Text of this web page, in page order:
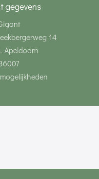
gegevens
14
Apeldoorn